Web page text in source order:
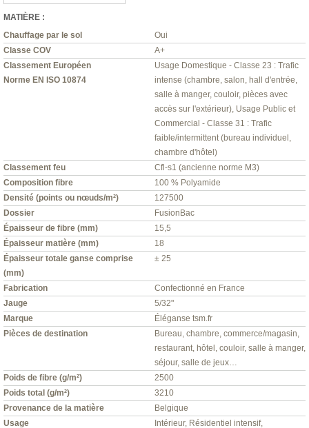
MATIÈRE :
Chauffage par le sol
Oui
Classe COV
A+
Classement Européen
Norme EN ISO 10874
Usage Domestique - Classe 23 : Trafic
intense (chambre, salon, hall d'entrée,
salle à manger, couloir, pièces avec
accès sur l'extérieur), Usage Public et
Commercial - Classe 31 : Trafic
faible/intermittent (bureau individuel,
chambre d'hôtel)
Classement feu
Cfl-s1 (ancienne norme M3)
Composition fibre
100 % Polyamide
Densité (points ou nœuds/m²)
127500
Dossier
FusionBac
Épaisseur de fibre (mm)
15,5
Épaisseur matière (mm)
18
Épaisseur totale ganse comprise
(mm)
± 25
Fabrication
Confectionné en France
Jauge
5/32"
Marque
Éléganse tsm.fr
Pièces de destination
Bureau, chambre, commerce/magasin,
restaurant, hôtel, couloir, salle à manger,
séjour, salle de jeux…
Poids de fibre (g/m²)
2500
Poids total (g/m²)
3210
Provenance de la matière
Belgique
Usage
Intérieur, Résidentiel intensif,